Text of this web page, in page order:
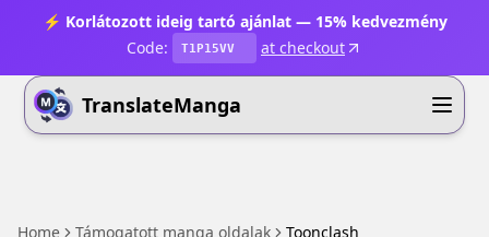
⚡ Korlátozott ideig tartó ajánlat — 15% kedvezmény
Code:
T1P15VV at checkout
TranslateManga
Home Támogatott manga oldalak Toonclash